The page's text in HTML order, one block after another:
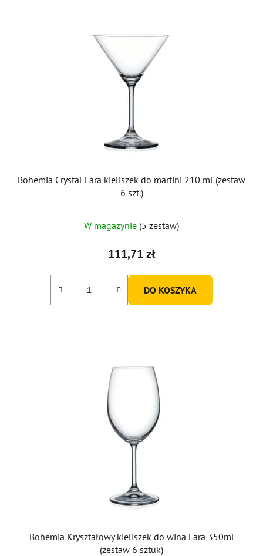
Bohemia Crystal Lara kieliszek do martini 210 ml (zestaw
6 szt.)
W magazynie (5 zestaw)
111,71 zł
DO KOSZYKA
Bohemia Kryształowy kieliszek do wina Lara 350ml
(zestaw 6 sztuk)